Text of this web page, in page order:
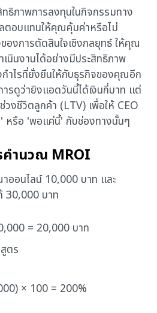
ธิภาพการลงทุนในกิจกรรมทาง
ตอบแทนให้คุณคุ้มค่าหรือไม่
องการตัดสินใจเชิงกลยุทธ์ ให้คุณ
นินงานได้อย่างมีประสิทธิภาพ
กำไรที่ยั่งยืนให้กับธุรกิจของคุณอีก
รดูว่ายิงแอดวันนี้ได้เงินกี่บาท แต่
งชีวิตลูกค้า (LTV) เพื่อให้ CEO
' หรือ 'พอแค่นี้' กับช่องทางนั้นๆ
คำนวณ MROI
อนไลน์ 10,000 บาท และ
30,000 บาท
= 20,000 บาท
ตร
× 100 = 200%